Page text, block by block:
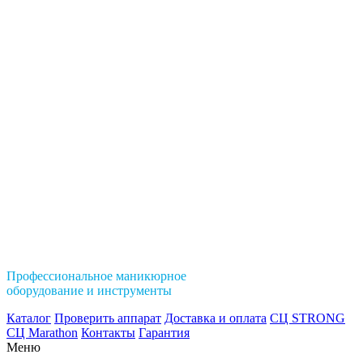
Профессиональное маникюрное
оборудование и инструменты
Каталог Проверить аппарат Доставка и оплата СЦ STRONG
СЦ Marathon Контакты Гарантия
Меню